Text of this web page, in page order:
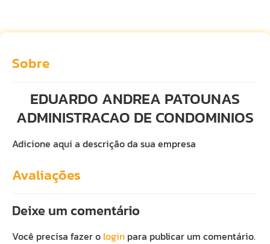
Sobre
EDUARDO ANDREA PATOUNAS
ADMINISTRACAO DE CONDOMINIOS
Adicione aqui a descrição da sua empresa
Avaliações
Deixe um comentário
Você precisa fazer o login para publicar um comentário.